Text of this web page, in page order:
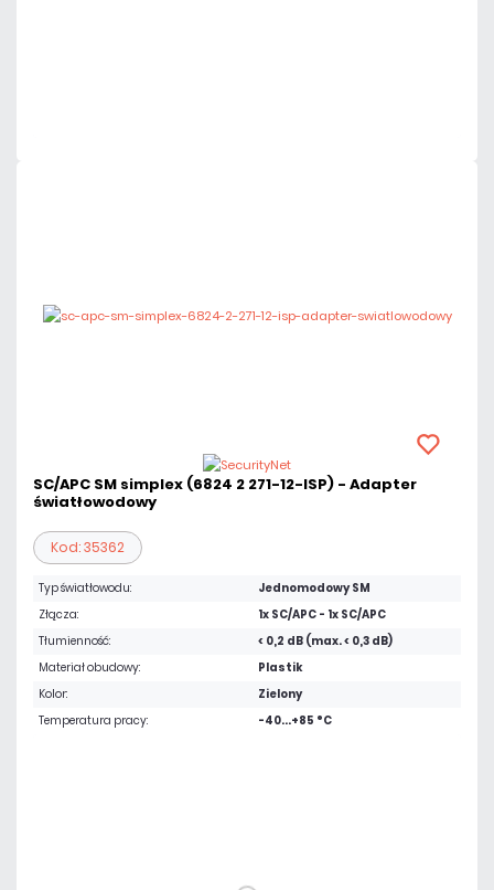
SC/APC SM simplex (6824 2 271-12-ISP) - Adapter
światłowodowy
Kod: 35362
Typ światłowodu:
Jednomodowy SM
Złącza:
1x SC/APC - 1x SC/APC
Tłumienność:
< 0,2 dB (max. < 0,3 dB)
Materiał obudowy:
Plastik
Kolor:
Zielony
Temperatura pracy:
-40...+85 °C